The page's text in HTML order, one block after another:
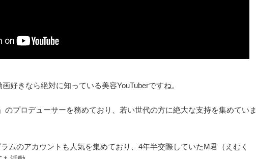
好きなら絶対に知っている美容YouTuberですね。
のプロデューサーを務めており、若い世代の方に絶大な支持を集めていま
ムのアカウントも人気を集めており、4年半交際していたM君（えむく